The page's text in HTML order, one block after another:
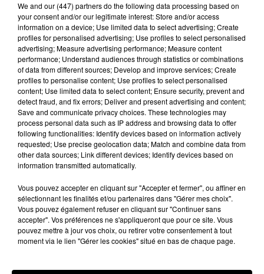
Lecture (4 min 36 sec)
100%
100% Radio les infos du grand Toulouse
6 janvier 2025 - 4 min 36 sec
LES INFOS DU GRAND TOULOUSE DU
06/01/2025 À 18H00
Podcasts infos du grand Toulouse
We and our (447) partnersdo the following data processing based on
your consent and/or our legitimate interest: Store and/or access
information on a device; Use limited data to select advertising; Create
profiles for personalised advertising; Use profiles to select personalised
advertising; Measure advertising performance; Measure content
performance; Understand audiences through statistics or combinations
of data from different sources; Develop and improve services; Create
profiles to personalise content; Use profiles to select personalised
content; Use limited data to select content; Ensure security, prevent and
detect fraud, and fix errors; Deliver and present advertising and content;
Save and communicate privacy choices. These technologies may
process personal data such as IP address and browsing data to offer
following functionalities: Identify devices based on information actively
requested; Use precise geolocation data; Match and combine data from
other data sources; Link different devices; Identify devices based on
information transmitted automatically.
Vous pouvez accepter en cliquant sur "Accepter et fermer", ou affiner en
sélectionnant les finalités et/ou partenaires dans "Gérer mes choix".
Vous pouvez également refuser en cliquant sur "Continuer sans
accepter". Vos préférences ne s'appliqueront que pour ce site. Vous
pouvez mettre à jour vos choix, ou retirer votre consentement à tout
moment via le lien "Gérer les cookies" situé en bas de chaque page.